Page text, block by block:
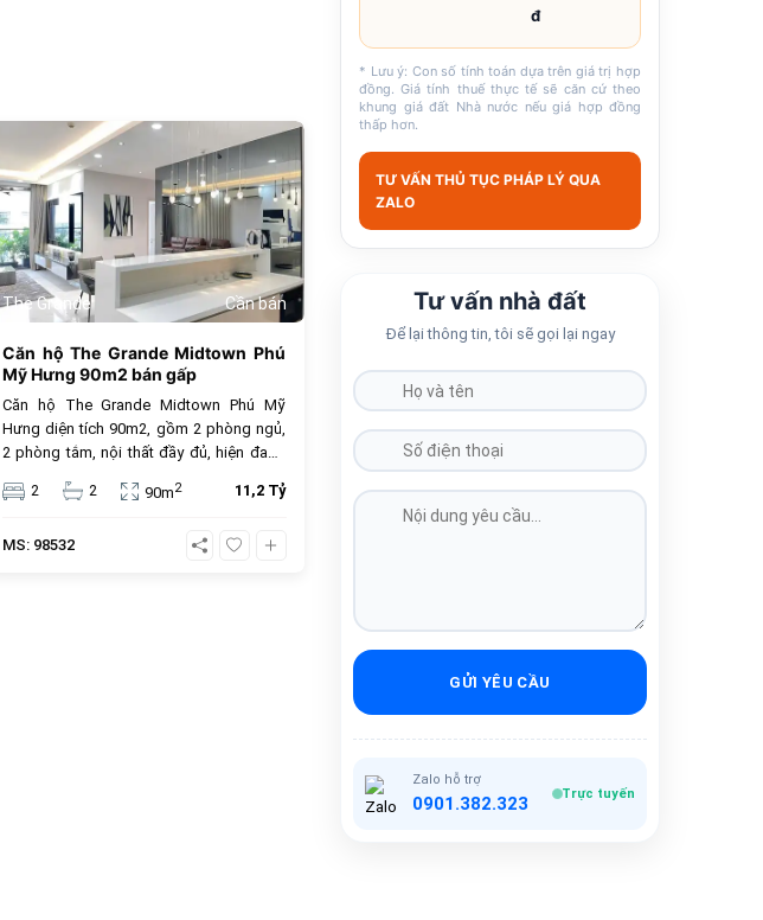
The Grande Cần bán
Căn hộ The Grande Midtown Phú
Mỹ Hưng 90m2 bán gấp
Căn hộ The Grande Midtown Phú Mỹ
Hưng diện tích 90m2, gồm 2 phòng ngủ,
2 phòng tắm, nội thất đầy đủ, hiện đang
hội đầu tư hấp dẫn với giá bán chỉ 11.2 tỷ
sinh lời bền vững.
2 2 90m2 11,2 Tỷ
MS: 98532
đ
* Lưu ý: Con số tính toán dựa trên giá trị hợp
đồng. Giá tính thuế thực tế sẽ căn cứ theo
khung giá đất Nhà nước nếu giá hợp đồng
thấp hơn.
TƯ VẤN THỦ TỤC PHÁP LÝ QUA
ZALO
Tư vấn nhà đất
Để lại thông tin, tôi sẽ gọi lại ngay
GỬI YÊU CẦU
Zalo hỗ trợ
0901.382.323 Trực tuyến